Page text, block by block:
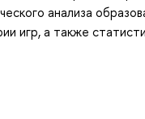
анализа
игр, а также